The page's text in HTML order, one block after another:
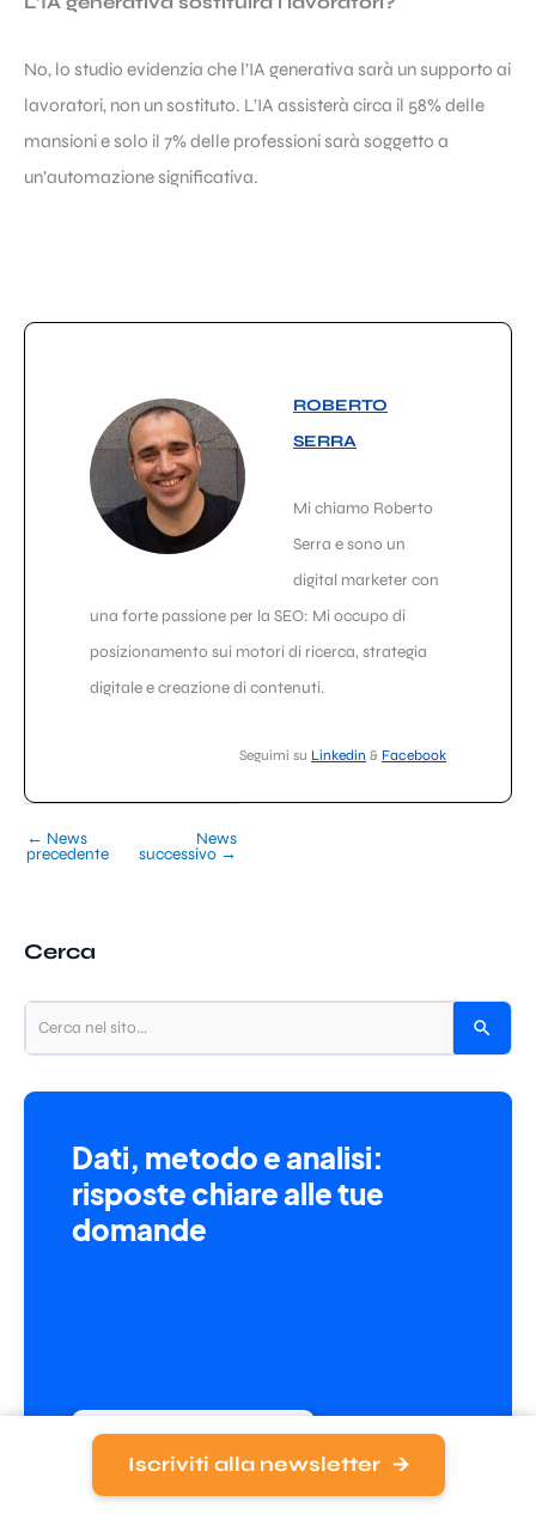
No, lo studio evidenzia che l’IA generativa sarà un supporto ai
lavoratori, non un sostituto. L’IA assisterà circa il 58% delle
mansioni e solo il 7% delle professioni sarà soggetto a
un’automazione significativa.
ROBERTO
SERRA
Mi chiamo Roberto
Serra e sono un
digital marketer con
una forte passione per la SEO: Mi occupo di
posizionamento sui motori di ricerca, strategia
digitale e creazione di contenuti.
Seguimi su Linkedin & Facebook
← News
precedente
News
successivo →
Cerca
Dati, metodo e analisi:
risposte chiare alle tue
domande
Richiedi una consulenza
Iscriviti alla newsletter